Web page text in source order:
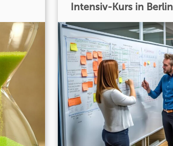
Intensiv-Kurs in Berlin